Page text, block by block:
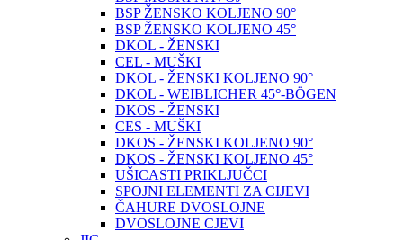
BSP ŽENSKO KOLJENO 90°
BSP ŽENSKO KOLJENO 45°
DKOL - ŽENSKI
CEL - MUŠKI
DKOL - ŽENSKI KOLJENO 90°
DKOL - WEIBLICHER 45°-BÖGEN
DKOS - ŽENSKI
CES - MUŠKI
DKOS - ŽENSKI KOLJENO 90°
DKOS - ŽENSKI KOLJENO 45°
UŠICASTI PRIKLJUČCI
SPOJNI ELEMENTI ZA CIJEVI
ČAHURE DVOSLOJNE
DVOSLOJNE CJEVI